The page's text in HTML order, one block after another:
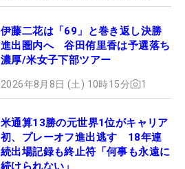
伊藤二花は「69」と巻き返し決勝
進出圏内へ 谷田侑里香は予選落ち
濃厚/米女子下部ツアー
2026年8月8日 (土) 10時15分 1
米通算13勝の元世界1位がキャリア
初、プレーオフ進出逃す 18年連
続出場記録も終止符「何事も永遠に
続けられない」